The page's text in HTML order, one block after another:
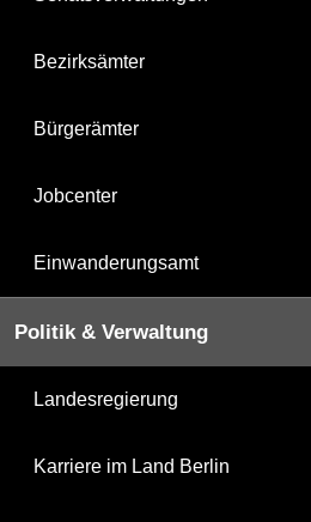
Bezirksämter
Bürgerämter
Jobcenter
Einwanderungsamt
Politik & Verwaltung
Landesregierung
Karriere im Land Berlin